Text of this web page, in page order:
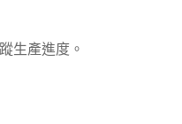
生產進度。